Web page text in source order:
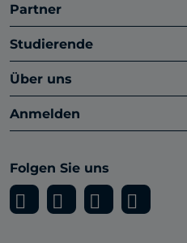
Partner
Studierende
Über uns
Anmelden
Folgen Sie uns